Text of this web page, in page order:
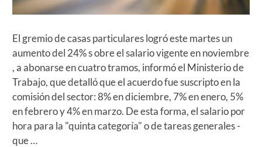
El gremio de casas particulares logró este martes un
aumento del 24% s obre el salario vigente en noviembre
, a abonarse en cuatro tramos, informó el Ministerio de
Trabajo, que detalló que el acuerdo fue suscripto en la
comisión del sector: 8% en diciembre, 7% en enero, 5%
en febrero y 4% en marzo. De esta forma, el salario por
hora para la "quinta categoría" o de tareas generales -
que …